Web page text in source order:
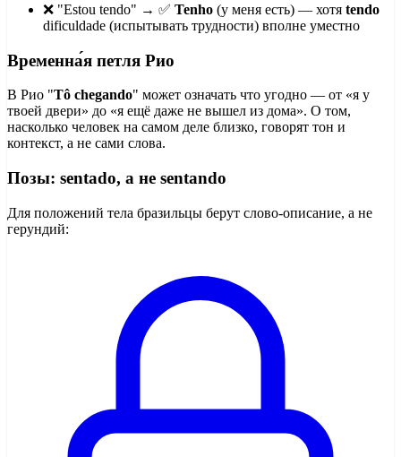
❌ "Estou tendo" → ✅ Tenho (у меня есть) — хотя tendo
dificuldade (испытывать трудности) вполне уместно
Временна́я петля Рио
В Рио "Tô chegando" может означать что угодно — от «я у
твоей двери» до «я ещё даже не вышел из дома». О том,
насколько человек на самом деле близко, говорят тон и
контекст, а не сами слова.
Позы: sentado, а не sentando
Для положений тела бразильцы берут слово-описание, а не
герундий: